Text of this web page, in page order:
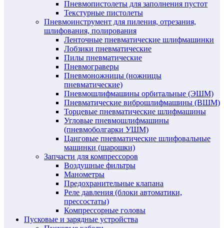
Пневмопистолеты для заполнения пустот
Текстурные пистолеты
Пневмоинструмент для пиления, отрезания,
шлифования, полирования
Ленточные пневматические шлифмашинки
Лобзики пневматические
Пилы пневматические
Пневмограверы
Пневмоножницы (ножницы
пневматические)
Пневмошлифмашины орбитальные (ЭШМ)
Пневматические виброшлифмашины (ВШМ)
Торцевые пневматические шлифмашины
Угловые пневмошлифмашины
(пневмоболгарки УШМ)
Цанговые пневматические шлифовальные
машинки (шарошки)
Запчасти для компрессоров
Воздушные фильтры
Манометры
Предохранительные клапана
Реле давления (блоки автоматики,
прессостаты)
Компрессорные головы
Пусковые и зарядные устройства